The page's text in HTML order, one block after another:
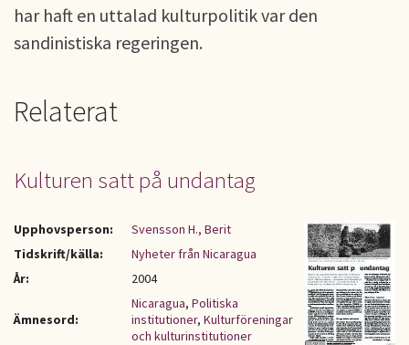
har haft en uttalad kulturpolitik var den
sandinistiska regeringen.
Relaterat
Kulturen satt på undantag
Upphovsperson:
Svensson H., Berit
Tidskrift/källa:
Nyheter från Nicaragua
År:
2004
Ämnesord:
Nicaragua, Politiska
institutioner, Kulturföreningar
och kulturinstitutioner